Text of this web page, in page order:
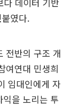
였다.
전반의 구조 개
여연대 민생희
임대인에게 자
을 노리는 투